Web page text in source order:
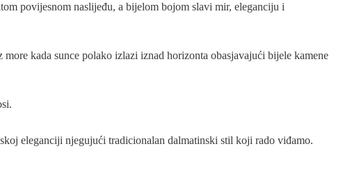
povijesnom naslijeđu, a bijelom bojom slavi mir, eleganciju i
kada sunce polako izlazi iznad horizonta obasjavajući bijele kamene
eleganciji njegujući tradicionalan dalmatinski stil koji rado viđamo.